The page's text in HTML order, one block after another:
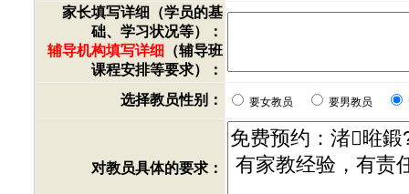
家长填写详细（学员的基
础、学习状况等）：
辅导机构填写详细 （辅导班
课程安排等要求）：
选择教员性别：
要女教员 要男教员
对教员具体的要求：